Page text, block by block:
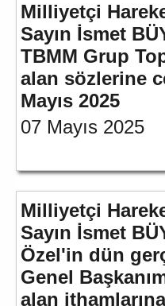
Milliyetçi
Sayın İsmet
TBMM Grup
alan sözlerine
Mayıs 2025
07 Mayıs 2025
Milliyetçi
Sayın İsmet
Özel'in dün
Genel
alan ithamlarına